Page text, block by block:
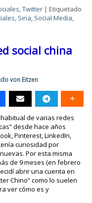
,Twitter |Etiquetado
, Sina, Social Media,
social china
von Eitzen
de varias redes
desde hace años
Pinterest, LinkedIn,
curiosidad por
Por esta misma
de 9 meses (en febrero
abrir una cuenta en
Chino” como lo suelen
ver cómo es y